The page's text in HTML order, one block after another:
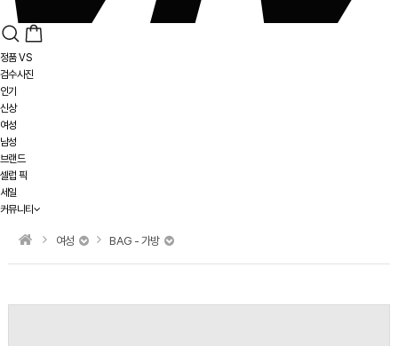
정품 VS
검수사진
인기
신상
여성
남성
브랜드
셀럽 픽
세일
커뮤니티
여성 BAG - 가방